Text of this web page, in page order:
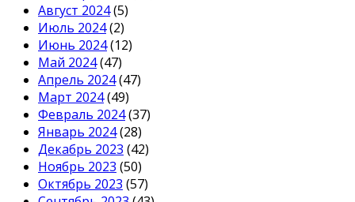
Август 2024(5)
Июль 2024(2)
Июнь 2024(12)
Май 2024(47)
Апрель 2024(47)
Март 2024(49)
Февраль 2024(37)
Январь 2024(28)
Декабрь 2023 (42)
Ноябрь 2023 (50)
Октябрь 2023 (57)